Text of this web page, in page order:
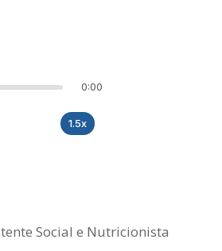
0:00
1.5x
Social e Nutricionista